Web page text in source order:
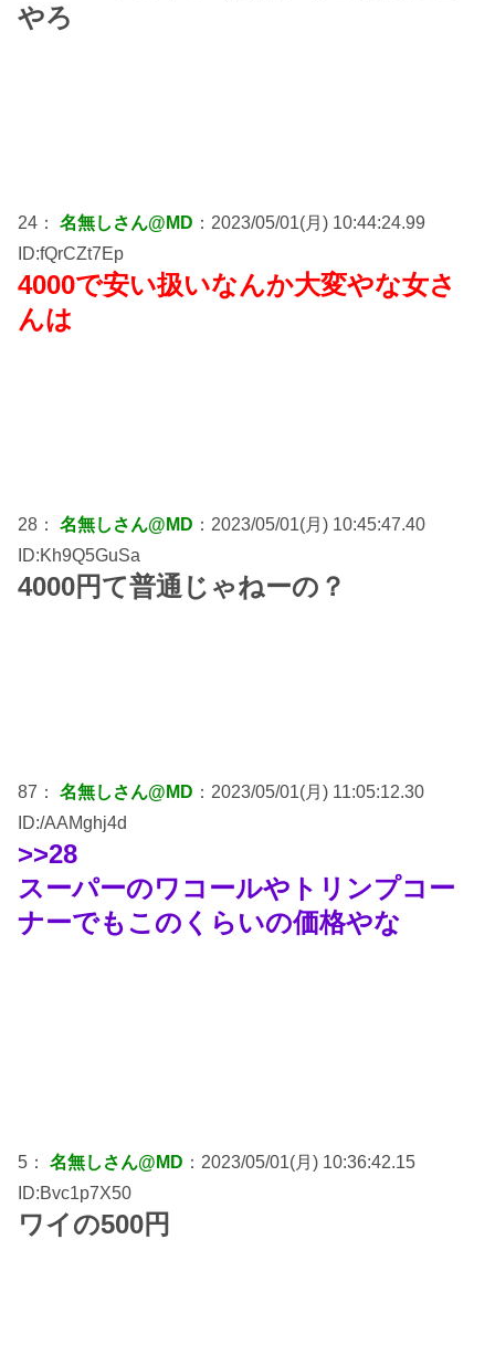
やろ
24： 名無しさん@MD ：2023/05/01(月) 10:44:24.99
ID:fQrCZt7Ep
4000で安い扱いなんか大変やな女さ
んは
28： 名無しさん@MD ：2023/05/01(月) 10:45:47.40
ID:Kh9Q5GuSa
4000円て普通じゃねーの？
87： 名無しさん@MD ：2023/05/01(月) 11:05:12.30
ID:/AAMghj4d
>>28
スーパーのワコールやトリンプコー
ナーでもこのくらいの価格やな
5： 名無しさん@MD ：2023/05/01(月) 10:36:42.15
ID:Bvc1p7X50
ワイの500円